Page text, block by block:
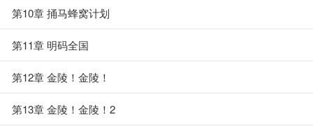
第10章 捅马蜂窝计划
第11章 明码全国
第12章 金陵！金陵！
第13章 金陵！金陵！2